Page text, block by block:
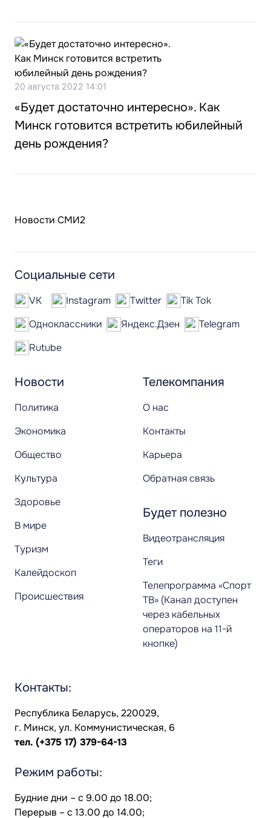
20 августа 2022 14:01
«Будет достаточно интересно». Как
Минск готовится встретить юбилейный
день рождения?
Новости СМИ2
Новости
Политика
Экономика
Общество
Культура
Здоровье
В мире
Туризм
Калейдоскоп
Происшествия
Телекомпания
О нас
Контакты
Карьера
Обратная связь
Будет полезно
Видеотрансляция
Теги
Телепрограмма «Спорт
ТВ» (Канал доступен
через кабельных
операторов на 11-й
кнопке)
Социальные сети
VK Instagram Twitter
Tik Tok
Одноклассники
Яндекс.Дзен
Telegram
Rutube
Контакты:
Республика Беларусь, 220029,
г. Минск, ул. Коммунистическая, 6
тел. (+375 17) 379-64-13
Режим работы:
Будние дни – с 9.00 до 18.00;
Перерыв – с 13.00 до 14.00;